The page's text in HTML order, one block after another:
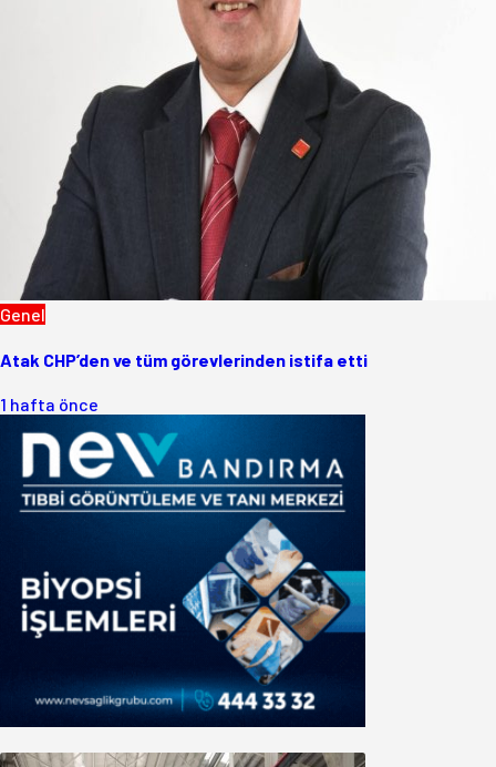
Genel
Atak CHP’den ve tüm görevlerinden istifa etti
1 hafta önce